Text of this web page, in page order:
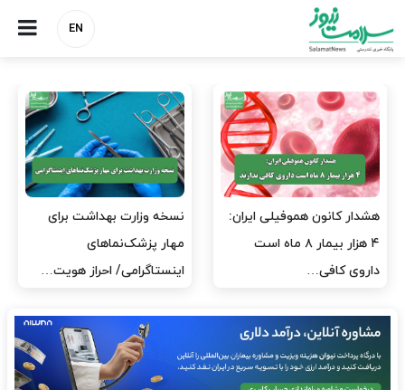
EN
مدیران پرستاری باید حامی
پرستاران باشند، نه عامل فشار
مدیریت سلامت، میدان
آزمون و خطا نیست